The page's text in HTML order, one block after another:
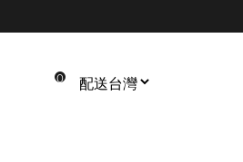
0